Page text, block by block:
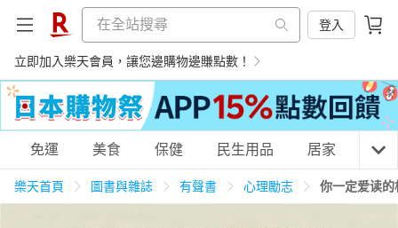
登入
立即加入樂天會員，讓您邊購物邊賺點數！
購物網分類
免運 美食 保健 民生用品 居家 3C
樂天首頁 圖書與雜誌 有聲書 心理勵志 你一定爱读